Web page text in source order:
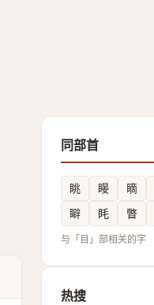
同部首
眺 䁙 䁤
䁹
眊 瞥
与「目」部相关的字
热搜